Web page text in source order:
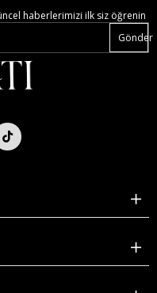
haberlerimizi ilk siz öğrenin
Gönder